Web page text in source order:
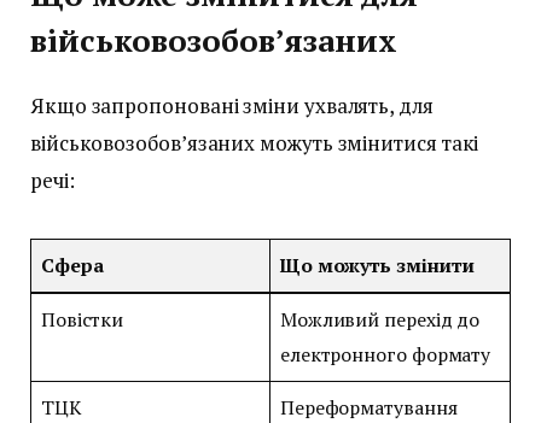
військовозобов’язаних
Якщо запропоновані зміни ухвалять, для
військовозобов’язаних можуть змінитися такі
речі:
Сфера Що можуть змінити
Повістки
Можливий перехід до
електронного формату
ТЦК
Переформатування